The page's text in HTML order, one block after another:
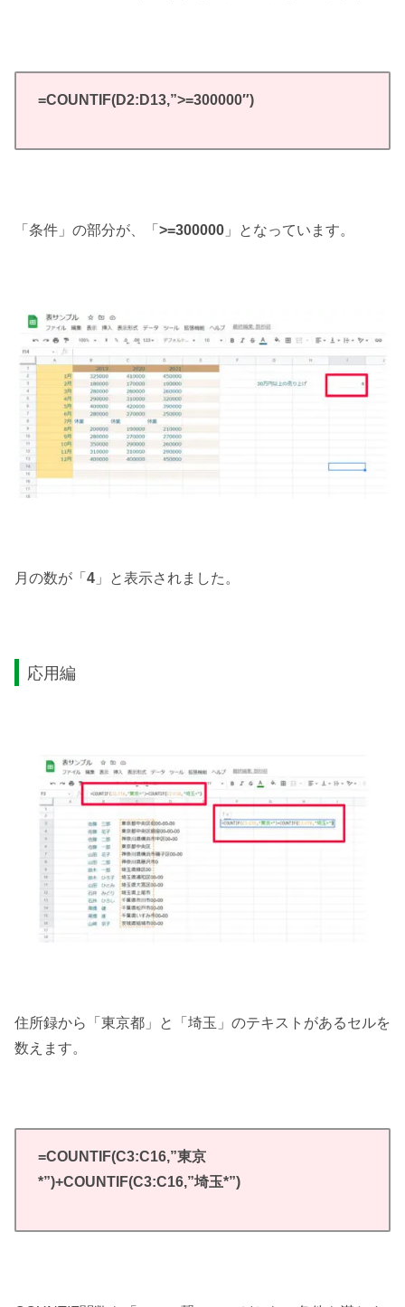
=COUNTIF(D2:D13,”>=300000″)
「条件」の部分が、「 >=300000 」となっています。
月の数が「 4 」と表示されました。
応用編
住所録から「東京都」と「埼玉」のテキストがあるセルを
数えます。
=COUNTIF(C3:C16,”東京
*”)+COUNTIF(C3:C16,”埼玉*”)